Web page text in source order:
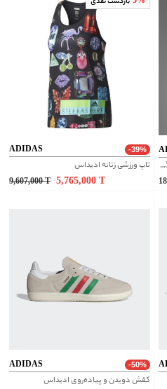
ADIDAS -39%
تاپ ورزشی زنانه ادیداس
9,607,000 T 5,765,000
ADIDAS -50%
کفش دویدن و پیاده‌روی ادیداس